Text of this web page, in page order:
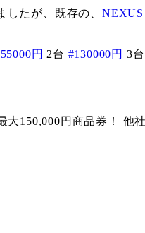
したが、既存の、NEXUS
円 2台 #130000円 3
150,000円商品券！ 他